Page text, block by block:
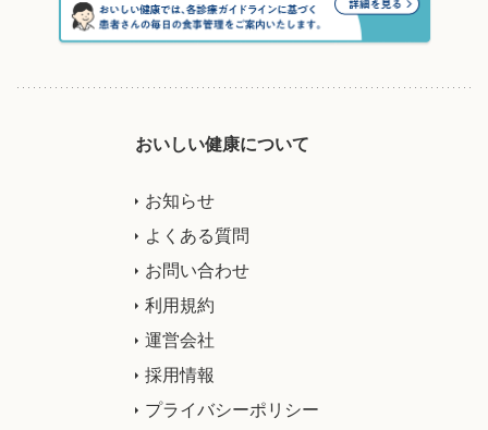
おいしい健康について
お知らせ
よくある質問
お問い合わせ
利用規約
運営会社
採用情報
プライバシーポリシー